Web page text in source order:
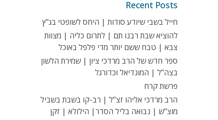
Recent Posts
חייל בשבי שיודע סודות | היחס לשופטי בג"ץ
להוציא שבת רבנו תם | לתרום כליה | מצוות
צבא | טבח ששם יותר מדי פלפל באוכל
ספר חדש של הרב מרדכי ציון | שמירת הלשון
בצה"ל | המונדיאל וכדורגל
פרשת קרח
הרב מרדכי אליהו זצ"ל | רב-קו בשבת בשביל
מוצ"ש | נבואה בליל הסדר| הילולא | זקן